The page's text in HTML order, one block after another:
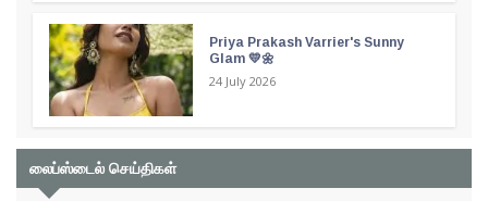
Priya Prakash Varrier's Sunny
Glam 💛🌼
24 July 2026
லைப்ஸ்டைல் செய்திகள்